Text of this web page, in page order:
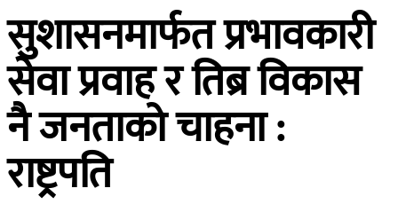
सुशासनमार्फत प्रभावकारी
सेवा प्रवाह र तिब्र विकास
नै जनताको चाहना :
राष्ट्रपति